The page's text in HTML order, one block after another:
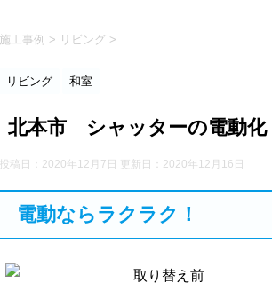
施工事例 > リビング >
リビング 和室
北本市 シャッターの電動化
投稿日：2020年12月7日 更新日： 2020年12月16日
電動ならラクラク！
取り替え前